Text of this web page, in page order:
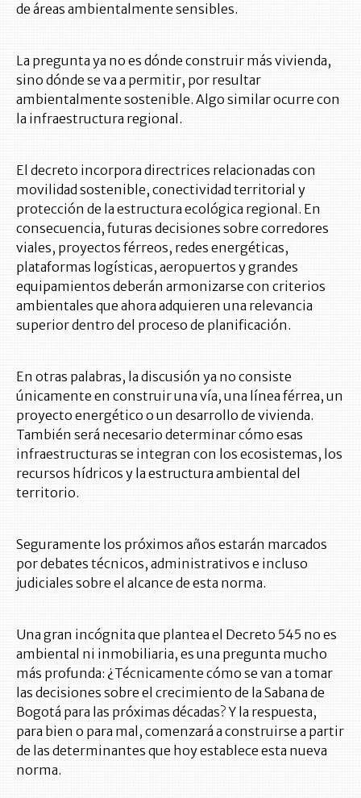
de áreas ambientalmente sensibles.
La pregunta ya no es dónde construir más vivienda,
sino dónde se va a permitir, por resultar
ambientalmente sostenible. Algo similar ocurre con
la infraestructura regional.
El decreto incorpora directrices relacionadas con
movilidad sostenible, conectividad territorial y
protección de la estructura ecológica regional. En
consecuencia, futuras decisiones sobre corredores
viales, proyectos férreos, redes energéticas,
plataformas logísticas, aeropuertos y grandes
equipamientos deberán armonizarse con criterios
ambientales que ahora adquieren una relevancia
superior dentro del proceso de planificación.
En otras palabras, la discusión ya no consiste
únicamente en construir una vía, una línea férrea, un
proyecto energético o un desarrollo de vivienda.
También será necesario determinar cómo esas
infraestructuras se integran con los ecosistemas, los
recursos hídricos y la estructura ambiental del
territorio.
Seguramente los próximos años estarán marcados
por debates técnicos, administrativos e incluso
judiciales sobre el alcance de esta norma.
Una gran incógnita que plantea el Decreto 545 no es
ambiental ni inmobiliaria, es una pregunta mucho
más profunda: ¿Técnicamente cómo se van a tomar
las decisiones sobre el crecimiento de la Sabana de
Bogotá para las próximas décadas? Y la respuesta,
para bien o para mal, comenzará a construirse a partir
de las determinantes que hoy establece esta nueva
norma.